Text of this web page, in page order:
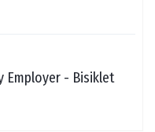
Employer - Bisiklet